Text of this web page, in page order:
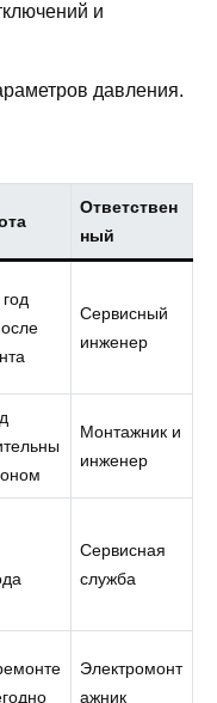
и
давления.
Ответствен
ный
Сервисный
инженер
Монтажник и
инженер
Сервисная
служба
Электромонт
ажник